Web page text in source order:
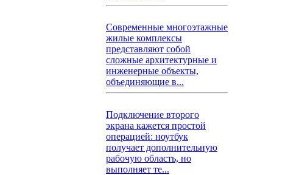
Современные многоэтажные
жилые комплексы
представляют собой
сложные архитектурные и
инженерные объекты,
объединяющие в...
Подключение второго
экрана кажется простой
операцией: ноутбук
получает дополнительную
рабочую область, но
выполняет те...